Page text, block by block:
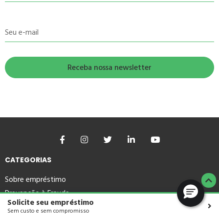
Solicite seu empréstimo
Sem custo e sem compromisso
Seu e-mail
CATEGORIAS
Sobre empréstimo
Prevenção à Fraude
Organize as contas